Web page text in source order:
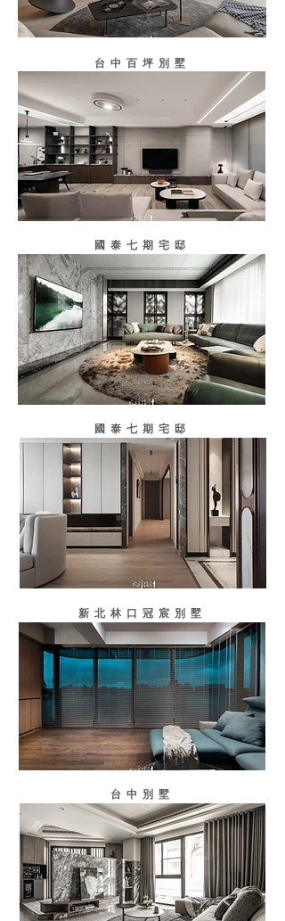
台中百坪別墅
國泰七期宅邸
國泰七期宅邸
新北林口冠宸別墅
台中別墅